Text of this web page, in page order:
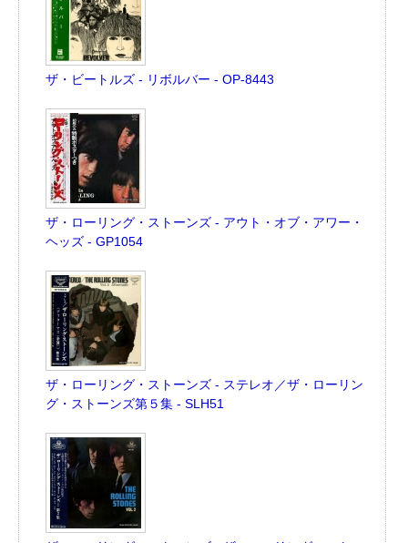
ザ・ビートルズ - リボルバー - OP-8443
ザ・ローリング・ストーンズ - アウト・オブ・アワー・
ヘッズ - GP1054
ザ・ローリング・ストーンズ - ステレオ／ザ・ローリン
グ・ストーンズ第５集 - SLH51